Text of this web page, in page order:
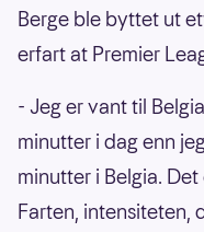
Berge ble byttet ut
erfart at Premier
- Jeg er vant til
minutter i dag enn
minutter i Belgia.
Farten, intensiteten,